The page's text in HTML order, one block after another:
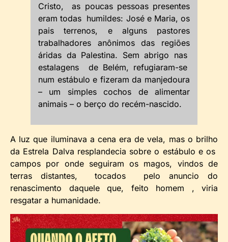
Cristo, as poucas pessoas presentes
eram todas humildes: José e Maria, os
pais terrenos, e alguns pastores
trabalhadores anônimos das regiões
áridas da Palestina. Sem abrigo nas
estalagens de Belém, refugiaram-se
num estábulo e fizeram da manjedoura
– um simples cochos de alimentar
animais – o berço do recém-nascido.
A luz que iluminava a cena era de vela, mas o brilho
da Estrela Dalva resplandecia sobre o estábulo e os
campos por onde seguiram os magos, vindos de
terras distantes, tocados pelo anuncio do
renascimento daquele que, feito homem , viria
resgatar a humanidade.